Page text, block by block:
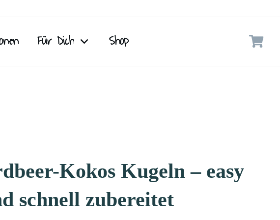
Für Dich Shop
Kokos Kugeln – easy
schnell zubereitet